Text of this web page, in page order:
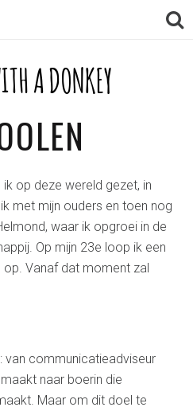
A DONKEY
op deze wereld gezet, in
met mijn ouders en toen nog
waar ik opgroei in de
Op mijn 23e loop ik een
op. Vanaf dat moment zal
van communicatieadviseur
naar boerin die
Maar om dit doel te
A DONKEY